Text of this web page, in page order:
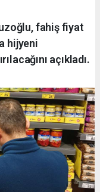
fahiş fiyat
hijyeni
açıkladı.